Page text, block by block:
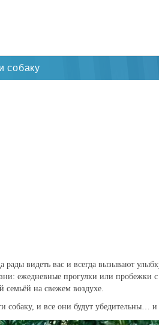
собаку
рады видеть вас и всегда вызывают
ежедневные прогулки или пробежки
семьёй на свежем воздухе.
собаку, и все они будут убедительны… и